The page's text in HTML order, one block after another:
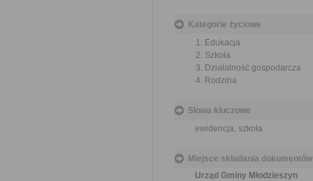
Kategorie życiowe
Edukacja
Szkoła
Działalność gospodarcza
Rodzina
Słowa kluczowe
ewidencja, szkoła
Miejsce składania dokumentów
Urząd Gminy Młodzieszyn